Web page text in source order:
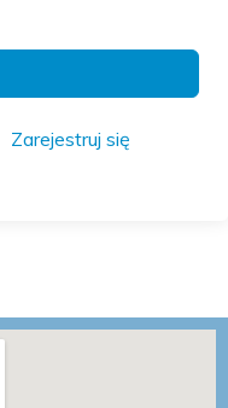
Zarejestruj się